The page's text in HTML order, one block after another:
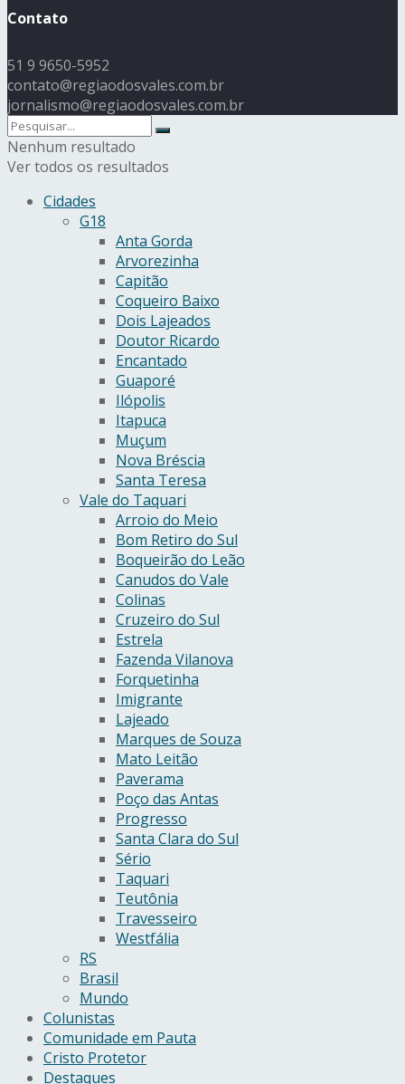
Contato
51 9 9650-5952
contato@regiaodosvales.com.br
jornalismo@regiaodosvales.com.br
Nenhum resultado
Ver todos os resultados
Cidades
G18
Anta Gorda
Arvorezinha
Capitão
Coqueiro Baixo
Dois Lajeados
Doutor Ricardo
Encantado
Guaporé
Ilópolis
Itapuca
Muçum
Nova Bréscia
Santa Teresa
Vale do Taquari
Arroio do Meio
Bom Retiro do Sul
Boqueirão do Leão
Canudos do Vale
Colinas
Cruzeiro do Sul
Estrela
Fazenda Vilanova
Forquetinha
Imigrante
Lajeado
Marques de Souza
Mato Leitão
Paverama
Poço das Antas
Progresso
Santa Clara do Sul
Sério
Taquari
Teutônia
Travesseiro
Westfália
RS
Brasil
Mundo
Colunistas
Comunidade em Pauta
Cristo Protetor
Destaques